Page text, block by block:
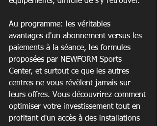
Au programme: les véritables
avantages d'un abonnement versus les
paiements à la séance, les formules
proposées par NEWFORM Sports
Center, et surtout ce que les autres
centres ne vous révèlent jamais sur
leurs offres. Vous découvrirez comment
optimiser votre investissement tout en
profitant d'un accès à des installations